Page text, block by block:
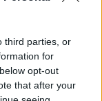
third parties, or
for
opt-out
that after your